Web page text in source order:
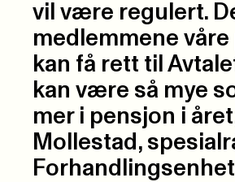
vil være regulert.
medlemmene
kan få rett til
kan være så mye
mer i pensjon i
Mollestad,